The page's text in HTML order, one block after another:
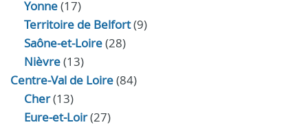
Yonne(17)
Territoire de Belfort(9)
Saône-et-Loire(28)
Nièvre(13)
Centre-Val de Loire(84)
Cher(13)
Eure‑et‑Loir(27)